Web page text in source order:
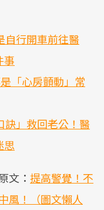
自行開車前往醫
事
「心房顫動」常
訣」救回老公！醫
思
文： 提高警覺！不
風！（圖文懶人